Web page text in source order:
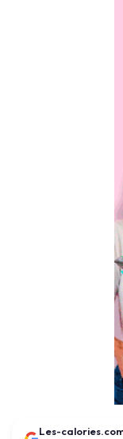
Les-